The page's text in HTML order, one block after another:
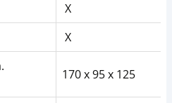
X
X
170 x 95 x 125